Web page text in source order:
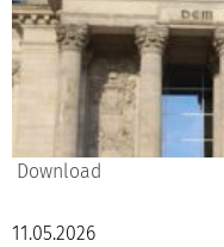
Download
11.05.2026